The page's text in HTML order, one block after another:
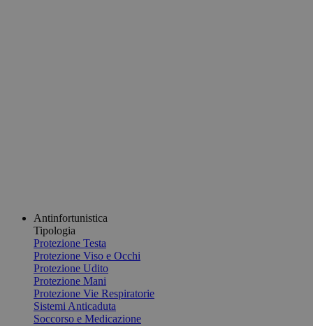
Antinfortunistica
Tipologia
Protezione Testa
Protezione Viso e Occhi
Protezione Udito
Protezione Mani
Protezione Vie Respiratorie
Sistemi Anticaduta
Soccorso e Medicazione